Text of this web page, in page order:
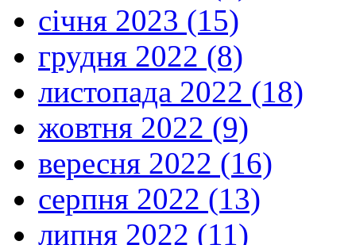
січня 2023 (15)
грудня 2022 (8)
листопада 2022 (18)
жовтня 2022 (9)
вересня 2022 (16)
серпня 2022 (13)
липня 2022 (11)